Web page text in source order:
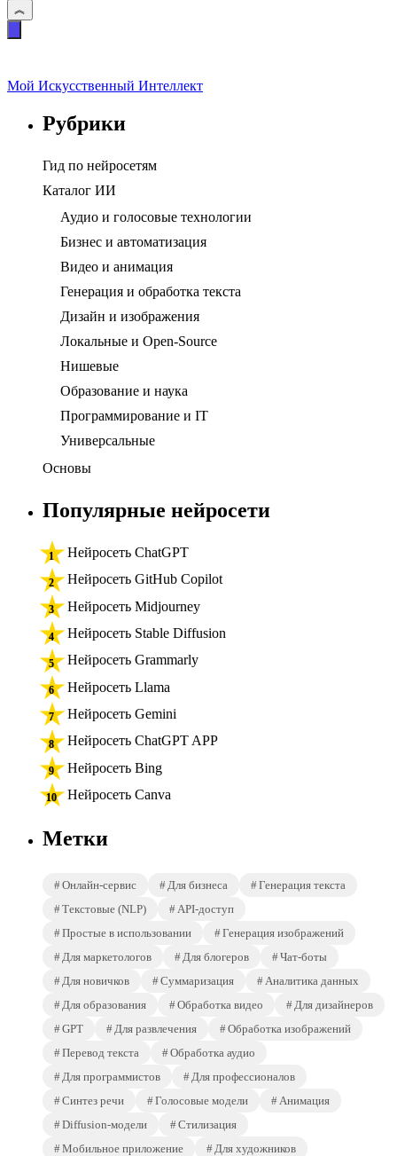
Мой Искусственный Интеллект
Рубрики
Гид по нейросетям
Каталог ИИ
Аудио и голосовые технологии
Бизнес и автоматизация
Видео и анимация
Генерация и обработка текста
Дизайн и изображения
Локальные и Open-Source
Нишевые
Образование и наука
Программирование и IT
Универсальные
Основы
Популярные нейросети
Нейросеть ChatGPT
Нейросеть GitHub Copilot
Нейросеть Midjourney
Нейросеть Stable Diffusion
Нейросеть Grammarly
Нейросеть Llama
Нейросеть Gemini
Нейросеть ChatGPT APP
Нейросеть Bing
Нейросеть Canva
Метки
Онлайн-сервис Для бизнеса
Генерация текста
Текстовые (NLP)
API-доступ
Простые в использовании
Генерация изображений
Для маркетологов
Для блогеров
Чат-боты
Для новичков
Суммаризация
Аналитика данных
Для образования
Обработка видео
Для дизайнеров
GPT
Для развлечения
Обработка изображений
Перевод текста
Обработка аудио
Для программистов
Для профессионалов
Синтез речи
Голосовые модели
Анимация
Diffusion-модели
Стилизация
Мобильное приложение
Для художников